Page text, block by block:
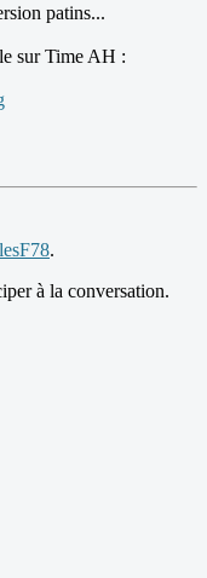
patins...
sur Time AH :
.
à la conversation.